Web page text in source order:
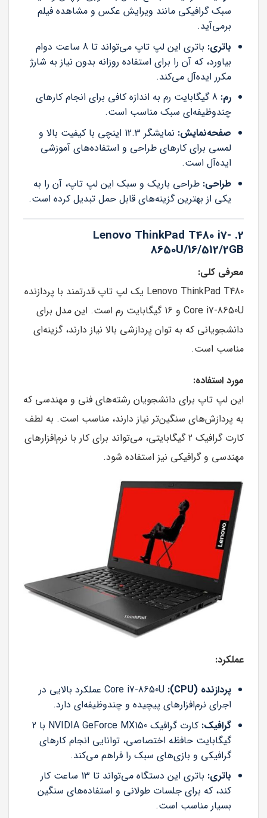
سبک گرافیکی مانند ویرایش عکس و مشاهده فیلم
برمی‌آید.
باتری:
باتری این لپ تاپ می‌تواند تا 8 ساعت دوام
بیاورد، که آن را برای استفاده روزانه بدون نیاز به شارژ
مکرر ایده‌آل می‌کند.
رم: 8 گیگابایت رم به اندازه کافی برای انجام کارهای
چندوظیفه‌ای سبک مناسب است.
صفحه‌نمایش:
نمایشگر 12.3 اینچی با کیفیت بالا و
لمسی برای کارهای طراحی و استفاده‌های آموزشی
ایده‌آل است.
طراحی: طراحی باریک و سبک این لپ تاپ، آن را به
یکی از بهترین گزینه‌های قابل حمل تبدیل کرده است.
2. Lenovo ThinkPad T480 i7-
8650U/16/512/2GB
معرفی کلی:
Lenovo ThinkPad T480 یک لپ تاپ قدرتمند با پردازنده
Core i7-8650U و 16 گیگابایت رم است. این مدل برای
دانشجویانی که به توان پردازشی بالا نیاز دارند، گزینه‌ای
مناسب است.
مورد استفاده:
این لپ تاپ برای دانشجویان رشته‌های فنی و مهندسی که
به پردازش‌های سنگین‌تر نیاز دارند، مناسب است. به لطف
کارت گرافیک 2 گیگابایتی، می‌تواند برای کار با نرم‌افزارهای
مهندسی و گرافیکی نیز استفاده شود.
عملکرد:
پردازنده (CPU):
Core i7-8650U عملکرد بالایی در
اجرای نرم‌افزارهای پیچیده و چندوظیفه‌ای دارد.
گرافیک:
کارت گرافیک NVIDIA GeForce MX150 با 2
گیگابایت حافظه اختصاصی، توانایی انجام کارهای
گرافیکی و بازی‌های سبک را فراهم می‌کند.
باتری:
باتری این دستگاه می‌تواند تا 13 ساعت کار
کند، که برای جلسات طولانی و استفاده‌های سنگین
بسیار مناسب است.